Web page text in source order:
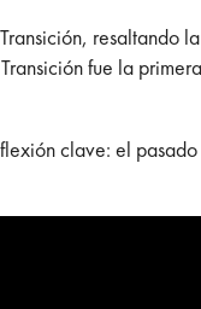
resaltando la
fue la
clave: el